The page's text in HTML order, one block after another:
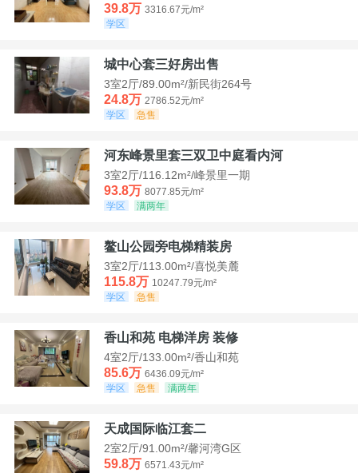
39.8万 3316.67元/m²
学区
城中心套三好房出售
3室2厅/89.00m²/新民街264号
24.8万 2786.52元/m²
学区
急售
河东峰景里套三双卫中庭看内河
3室2厅/116.12m²/峰景里一期
93.8万 8077.85元/m²
学区
满两年
鳌山公园旁电梯精装房
3室2厅/113.00m²/喜悦美麓
115.8万 10247.79元/m²
学区
急售
香山和苑 电梯洋房 装修
4室2厅/133.00m²/香山和苑
85.6万 6436.09元/m²
学区
急售 满两年
天成国际临江套二
2室2厅/91.00m²/馨河湾G区
59.8万 6571.43元/m²